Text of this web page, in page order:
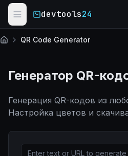
Skip to main content
devtools24
ГлавнаяQR Code Generator
Генератор QR-
Генерация QR-кодов из
Настройка цветов и